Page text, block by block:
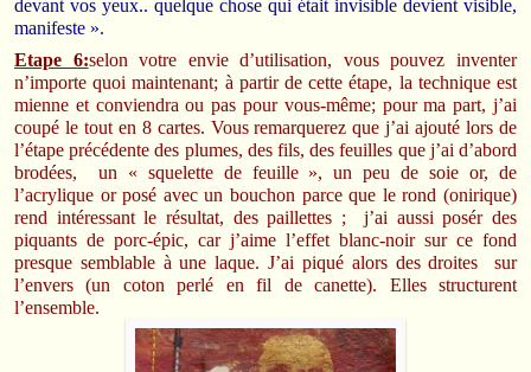
devant vos yeux.. quelque chose qui était invisible devient visible,
manifeste ».
Etape 6:selon votre envie d’utilisation, vous pouvez inventer
n’importe quoi maintenant; à partir de cette étape, la technique est
mienne et conviendra ou pas pour vous-même; pour ma part, j’ai
coupé le tout en 8 cartes. Vous remarquerez que j’ai ajouté lors de
l’étape précédente des plumes, des fils, des feuilles que j’ai d’abord
brodées, un « squelette de feuille », un peu de soie or, de
l’acrylique or posé avec un bouchon parce que le rond (onirique)
rend intéressant le résultat, des paillettes ; j’ai aussi posér des
piquants de porc-épic, car j’aime l’effet blanc-noir sur ce fond
presque semblable à une laque. J’ai piqué alors des droites sur
l’envers (un coton perlé en fil de canette). Elles structurent
l’ensemble.